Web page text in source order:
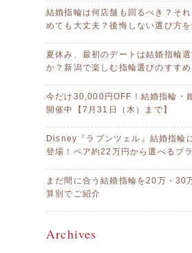
結婚指輪は何店舗も回るべき？そ
めても大丈夫？後悔しない選び方を
夏休み、最初のデートは結婚指輪
か？新潟で楽しむ指輪選びのすすめ
今だけ30,000円OFF！結婚指輪・
開催中【7月31日（木）まで】
Disney『ラプンツェル』結婚指輪
登場！ペア約22万円から選べるブ
まだ間に合う結婚指輪を20万・30
算別でご紹介
Archives